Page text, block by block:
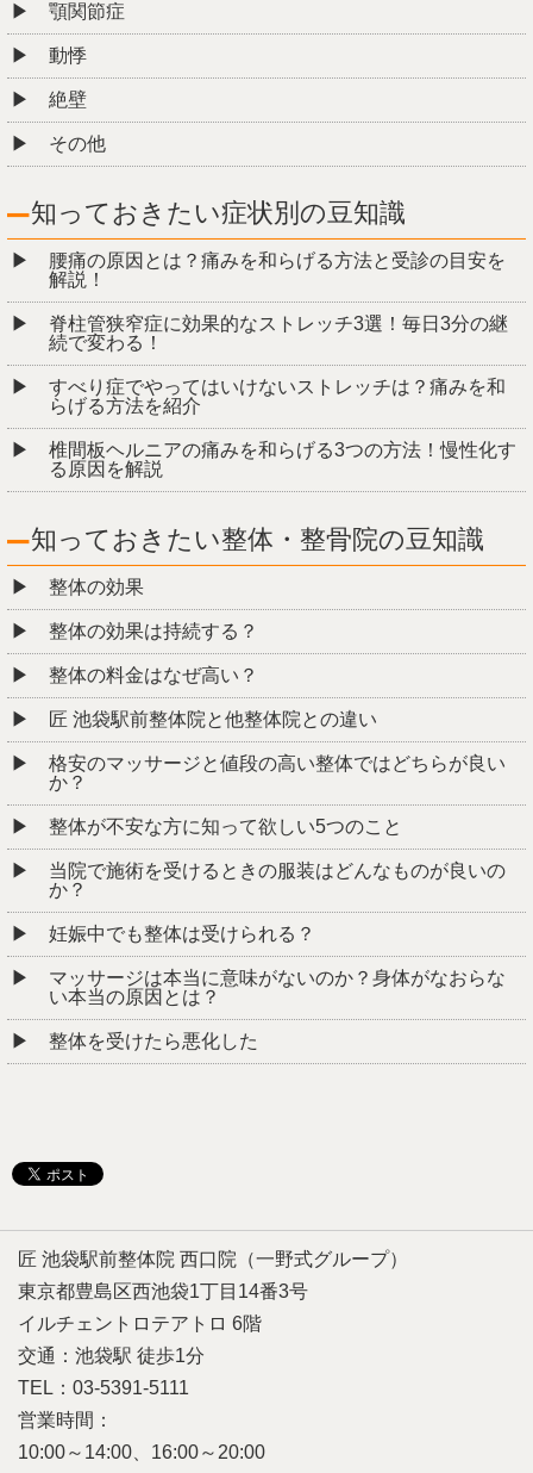
顎関節症
動悸
絶壁
その他
知っておきたい症状別の豆知識
腰痛の原因とは？痛みを和らげる方法と受診の目安を
解説！
脊柱管狭窄症に効果的なストレッチ3選！毎日3分の継
続で変わる！
すべり症でやってはいけないストレッチは？痛みを和
らげる方法を紹介
椎間板ヘルニアの痛みを和らげる3つの方法！慢性化す
る原因を解説
知っておきたい整体・整骨院の豆知識
整体の効果
整体の効果は持続する？
整体の料金はなぜ高い？
匠 池袋駅前整体院と他整体院との違い
格安のマッサージと値段の高い整体ではどちらが良い
か？
整体が不安な方に知って欲しい5つのこと
当院で施術を受けるときの服装はどんなものが良いの
か？
妊娠中でも整体は受けられる？
マッサージは本当に意味がないのか？身体がなおらな
い本当の原因とは？
整体を受けたら悪化した
匠 池袋駅前整体院 西口院（一野式グループ）
東京都豊島区西池袋1丁目14番3号
イルチェントロテアトロ 6階
交通：池袋駅 徒歩1分
TEL：03-5391-5111
営業時間：
10:00～14:00、16:00～20:00